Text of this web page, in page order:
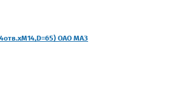
ОАО МАЗ